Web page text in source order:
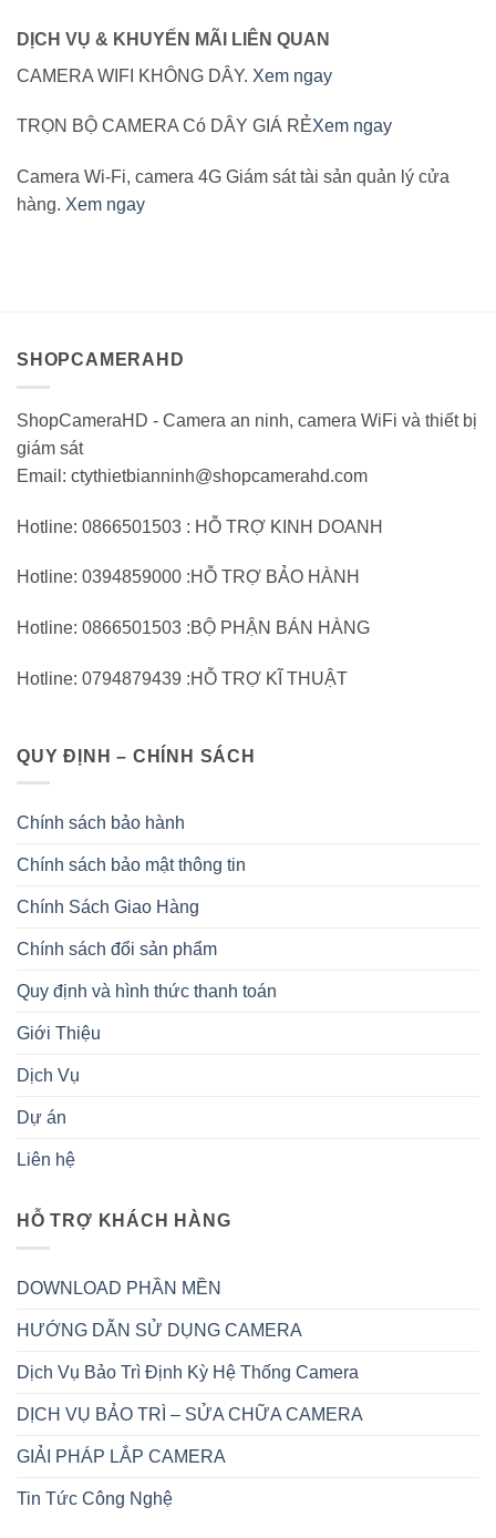
DỊCH VỤ & KHUYẾN MÃI LIÊN QUAN
CAMERA WIFI KHÔNG DÂY. Xem ngay
TRỌN BỘ CAMERA Có DÂY GIÁ RẺXem ngay
Camera Wi-Fi, camera 4G Giám sát tài sản quản lý cửa
hàng. Xem ngay
SHOPCAMERAHD
ShopCameraHD - Camera an ninh, camera WiFi và thiết bị
giám sát
Email: ctythietbianninh@shopcamerahd.com
Hotline: 0866501503 : HỖ TRỢ KINH DOANH
Hotline: 0394859000 :HỖ TRỢ BẢO HÀNH
Hotline: 0866501503 :BỘ PHẬN BÁN HÀNG
Hotline: 0794879439 :HỖ TRỢ KĨ THUẬT
QUY ĐỊNH – CHÍNH SÁCH
Chính sách bảo hành
Chính sách bảo mật thông tin
Chính Sách Giao Hàng
Chính sách đổi sản phẩm
Quy định và hình thức thanh toán
Giới Thiệu
Dịch Vụ
Dự án
Liên hệ
HỖ TRỢ KHÁCH HÀNG
DOWNLOAD PHẦN MỀN
HƯỚNG DẪN SỬ DỤNG CAMERA
Dịch Vụ Bảo Trì Định Kỳ Hệ Thống Camera
DỊCH VỤ BẢO TRÌ – SỬA CHỮA CAMERA
GIẢI PHÁP LẮP CAMERA
Tin Tức Công Nghệ